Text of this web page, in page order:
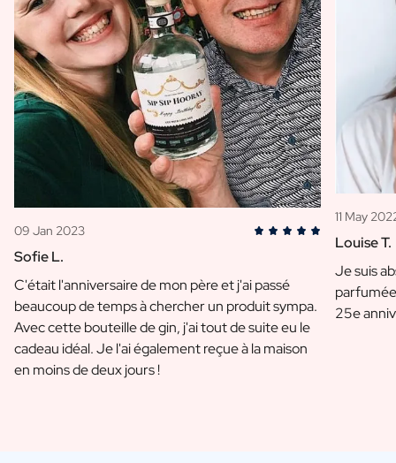
09 Jan 2023
Sofie L.
C'était l'anniversaire de mon père et j'ai passé
beaucoup de temps à chercher un produit sympa.
Avec cette bouteille de gin, j'ai tout de suite eu le
cadeau idéal. Je l'ai également reçue à la maison
en moins de deux jours !
11 May
Louise T.
Je suis
25e